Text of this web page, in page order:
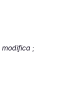
modifica ;